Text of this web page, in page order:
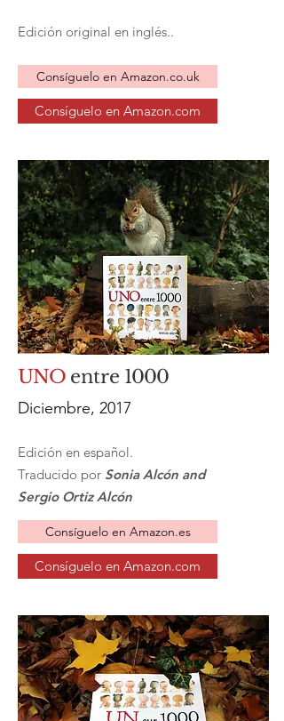
Edición original en inglés..
Consíguelo en Amazon.co.uk
Consíguelo en Amazon.com
UNO entre 1000
Diciembre, 2017
Edición en español.
Traducido por Sonia Alcón and
Sergio Ortiz Alcón
Consíguelo en Amazon.es
Consíguelo en Amazon.com